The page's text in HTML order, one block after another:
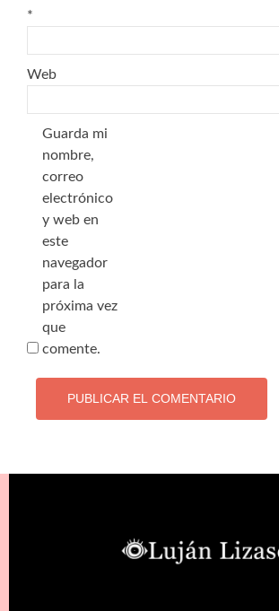
*
Web
Guarda mi
nombre,
correo
electrónico
y web en
este
navegador
para la
próxima vez
que
comente.